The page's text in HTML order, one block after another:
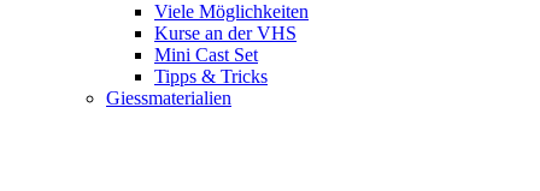
Viele Möglichkeiten
Kurse an der VHS
Mini Cast Set
Tipps & Tricks
Giessmaterialien